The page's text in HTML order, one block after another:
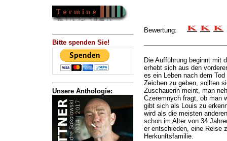
Bitte spenden Sie!
Unsere Anthologie:
Bewertung:
Die Aufführung beginnt mit
erhebt sich aus den
es ein Leben nach dem
Zeichen zu geben, sollten
Zuschauerin meint, man
Czeremnych fragt, ob man
gibt sich als Louis zu
wird als die meisten
schon im Alter von 34
er entschieden, eine Reise
Herkunftsfamilie.